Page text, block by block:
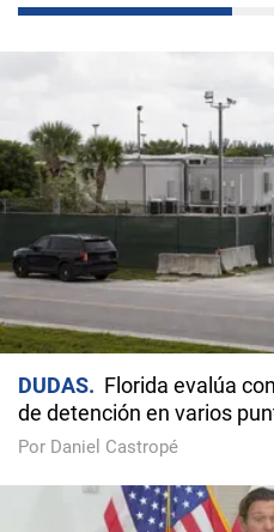
DUDAS
Florida evalúa
de detención en varios
Por Daniel Castropé